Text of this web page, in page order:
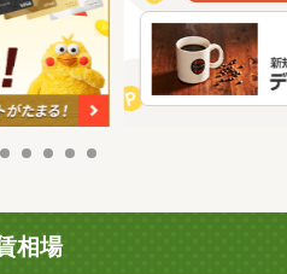
相場